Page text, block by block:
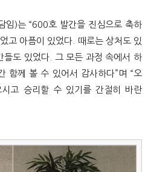
임)는 “600호 발간을 진심으로 축하
고 아픔이 있었다. 때로는 상처도 있
들도 있었다. 그 모든 과정 속에서 하
함께 볼 수 있어서 감사하다”며 “오
고 승리할 수 있기를 간절히 바란